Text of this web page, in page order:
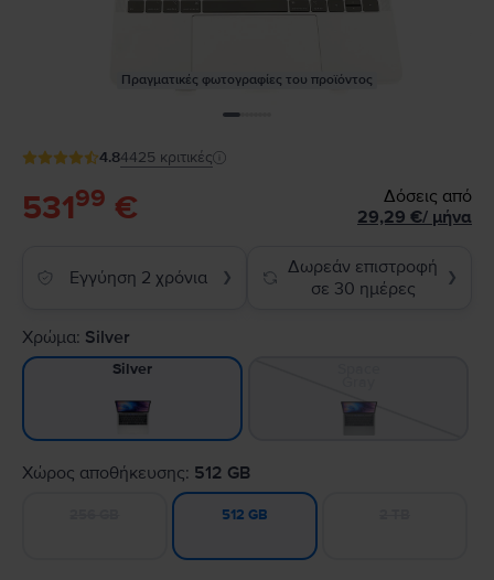
Πραγματικές φωτογραφίες του προϊόντος
4.84425 κριτικές
53199 €
Δόσεις από
29,29 €/ μήνα
Εγγύηση 2 χρόνια ❯
Δωρεάν επιστροφή
σε 30 ημέρες
❯
Χρώμα: Silver
Silver
Χώρος αποθήκευσης: 512 GB
512 GB